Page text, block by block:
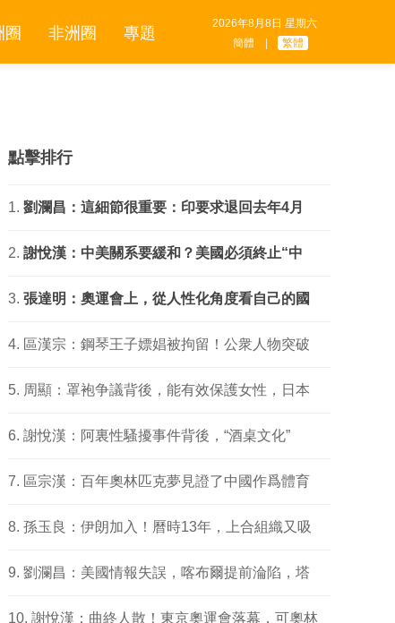
2026年8月8日 星期六
簡體
繁體
圈 非洲圈 專題
點擊排行
劉瀾昌：這細節很重要：印要求退回去年4月
謝悅漢：中美關系要緩和？美國必須終止“中
張達明：奧運會上，從人性化角度看自己的國
區漢宗：鋼琴王子嫖娼被拘留！公衆人物突破
周顯：罩袍争議背後，能有效保護女性，日本
謝悅漢：阿裏性騷擾事件背後，“酒桌文化”
區宗漢：百年奧林匹克夢見證了中國作爲體育
孫玉良：伊朗加入！曆時13年，上合組織又吸
劉瀾昌：美國情報失誤，喀布爾提前淪陷，塔
謝悅漢：曲終人散！東京奧運會落幕，可奧林